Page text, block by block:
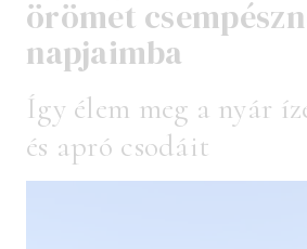
örömet
napjaimba
Így élem meg a nyár
és apró csodáit